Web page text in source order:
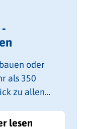
oder
als 350
zu allen
lesen